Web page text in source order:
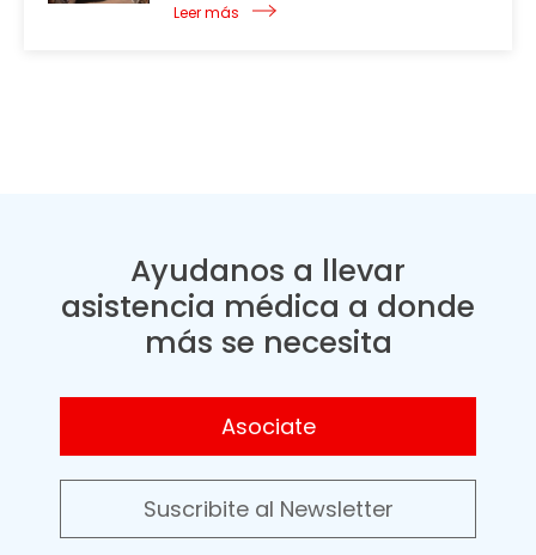
Leer más
Ayudanos a llevar
asistencia médica a donde
más se necesita
Asociate
Suscribite al Newsletter